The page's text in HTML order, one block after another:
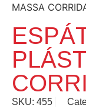
MASSA
SKU: 455